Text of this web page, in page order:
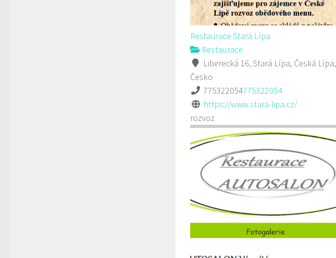
Restaurace Stará Lípa
Restaurace
Liberecká 16, Stará Lípa, Česká Lípa,
Česko
775322054775322054
https://www.stara-lipa.cz/
rozvoz